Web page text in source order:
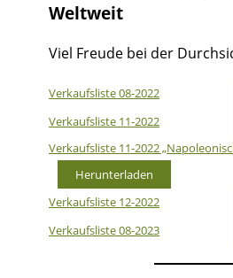
Weltweit
Viel Freude bei der
Verkaufsliste 08-2022
Verkaufsliste 11-2022
Verkaufsliste 11-2022
Herunterladen
Verkaufsliste 12-2022
Verkaufsliste 08-2023